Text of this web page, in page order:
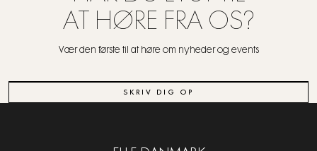
AT HØRE FRA OS?
Vær den første til at høre om nyheder og events
SKRIV DIG OP